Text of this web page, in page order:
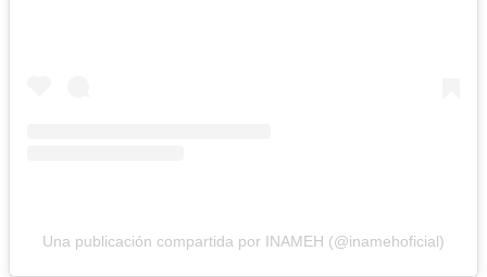
Una publicación compartida por INAMEH (@inamehoficial)